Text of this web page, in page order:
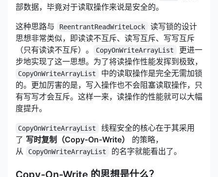
部数据，毕竟对于读取操作来说是安全的。
这种思路与
ReentrantReadWriteLock
读写锁的设计
思想非常类似，即读读不互斥、读写互斥、写写互斥
（只有读读不互斥）。
CopyOnWriteArrayList
更进一
步地实现了这一思想。为了将读操作性能发挥到极致，
CopyOnWriteArrayList
中的读取操作是完全无需加锁
的。更加厉害的是，写入操作也不会阻塞读取操作，只
有写写才会互斥。这样一来，读操作的性能就可以大幅
度提升。
CopyOnWriteArrayList
线程安全的核心在于其采用
了 写时复制（Copy-On-Write）
的策略，
从
CopyOnWriteArrayList 的名字就能看出了。
Copy-On-Write 的思想是什么？